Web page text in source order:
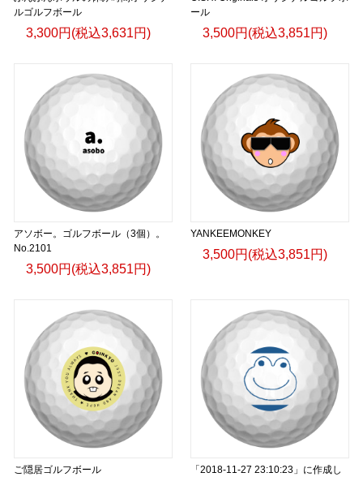
ルゴルフボール
3,300円(税込3,631円)
ール
3,500円(税込3,851円)
アソボー。ゴルフボール（3個）。
No.2101
3,500円(税込3,851円)
YANKEEMONKEY
3,500円(税込3,851円)
ご隠居ゴルフボール
「2018-11-27 23:10:23」に作成し